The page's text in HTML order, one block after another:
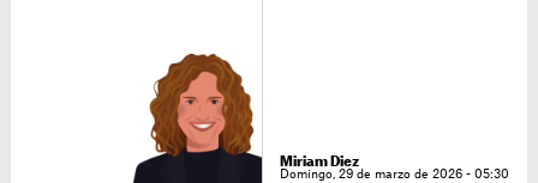
Miriam Diez
Domingo, 29 de marzo de 2026 - 05:30